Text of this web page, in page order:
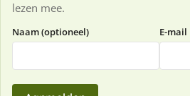
lezen mee.
Naam (optioneel) E-mail